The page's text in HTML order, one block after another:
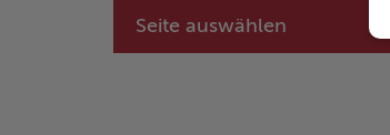
Seite auswählen